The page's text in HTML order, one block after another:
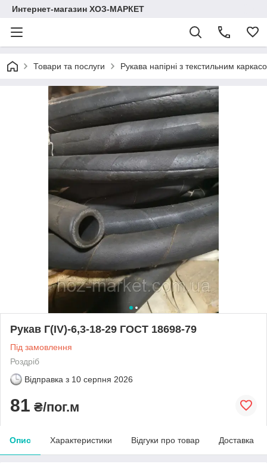
Интернет-магазин ХОЗ-МАРКЕТ
Товари та послуги Рукава напірні з текстильним
Рукав Г(IV)-6,3-18-29 ГОСТ 18698-79
Під замовлення
Роздріб
Відправка з 10 серпня 2026
81 ₴/пог.м
Опис Характеристики Відгуки про товар Доставка